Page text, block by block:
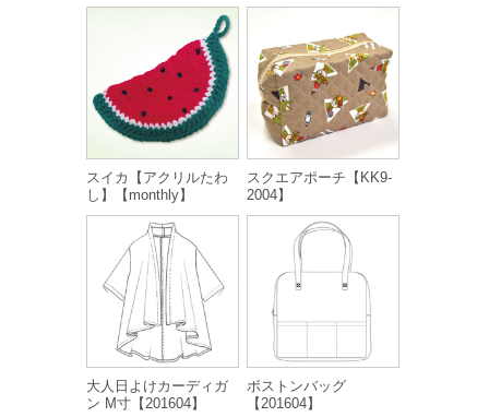
スイカ【アクリルたわ
し】【monthly】
スクエアポーチ【KK9-
2004】
大人日よけカーディガ
ン M寸【201604】
ボストンバッグ
【201604】